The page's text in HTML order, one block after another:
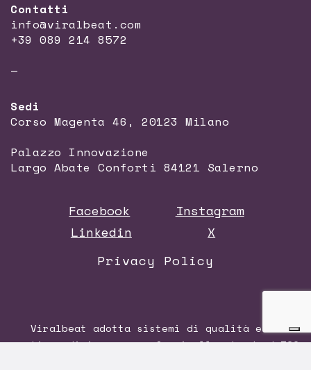
Contatti
info@viralbeat.com
+39 089 214 8572
—
Sedi
Corso Magenta 46, 20123 Milano
Palazzo Innovazione
Largo Abate Conforti 84121 Salerno
Facebook
Instagram
Linkedin
X
Privacy Policy
Viralbeat adotta sistemi di qualità e di
gestione di impresa conformi allo standardISO